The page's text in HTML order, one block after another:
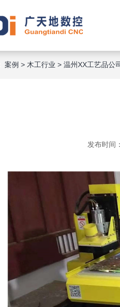
案例 > 木工行业 > 温州XX工艺品公
发布时间